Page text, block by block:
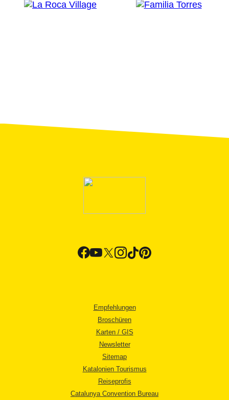
Empfehlungen
Broschüren
Karten / GIS
Newsletter
Sitemap
Katalonien Tourismus
Reiseprofis
Catalunya Convention Bureau